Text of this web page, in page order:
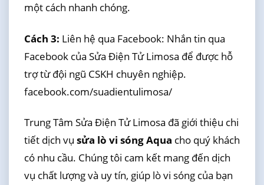
một cách nhanh chóng.
Cách 3: Liên hệ qua Facebook: Nhắn tin qua
Facebook của Sửa Điện Tử Limosa để được hỗ
trợ từ đội ngũ CSKH chuyên nghiệp.
facebook.com/suadientulimosa/
Trung Tâm Sửa Điện Tử Limosa đã giới thiệu chi
tiết dịch vụ sửa lò vi sóng Aqua cho quý khách
có nhu cầu. Chúng tôi cam kết mang đến dịch
vụ chất lượng và uy tín, giúp lò vi sóng của bạn